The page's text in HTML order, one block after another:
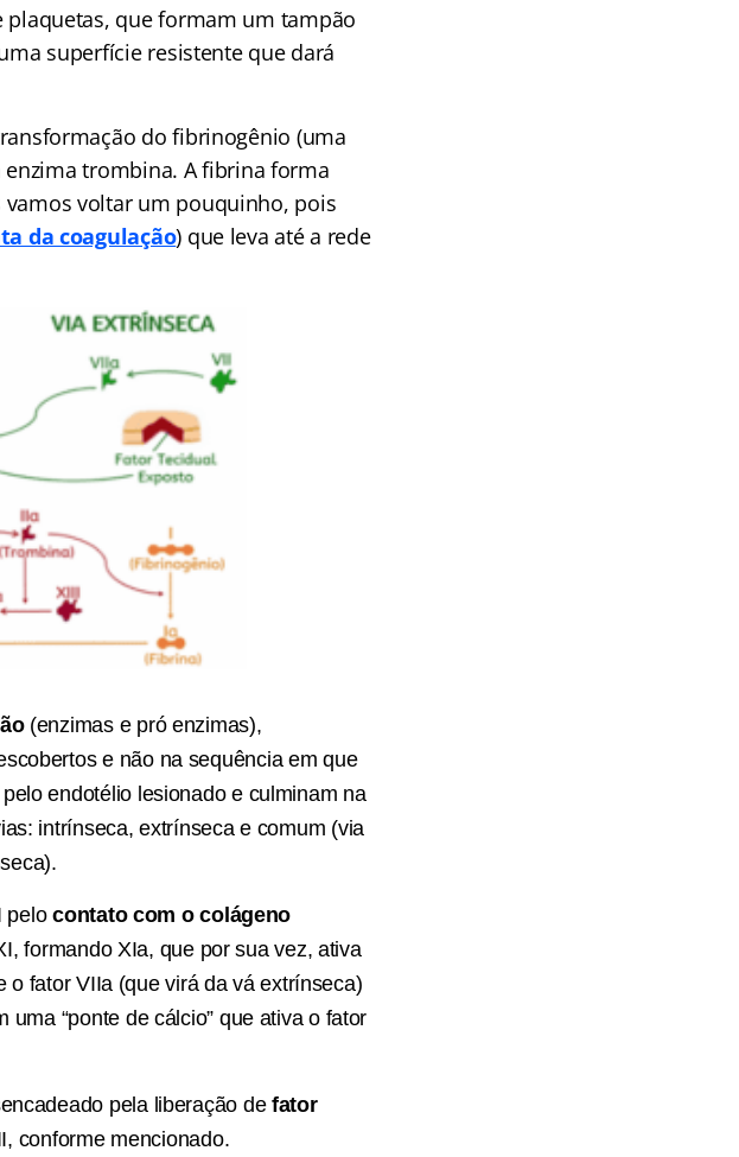
plaquetas, que formam um tampão
superfície resistente que dará
do fibrinogênio (uma
trombina. A fibrina forma
voltar um pouquinho, pois
da coagulação) que leva até a rede
(enzimas e pró enzimas),
e não na sequência em que
endotélio lesionado e culminam na
intrínseca, extrínseca e comum (via
pelocontato com o colágeno
formando XIa, que por sua vez, ativa
o fator VIIa (que virá da vá extrínseca)
“ponte de cálcio” que ativa o fator
pela liberação defator
conforme mencionado.